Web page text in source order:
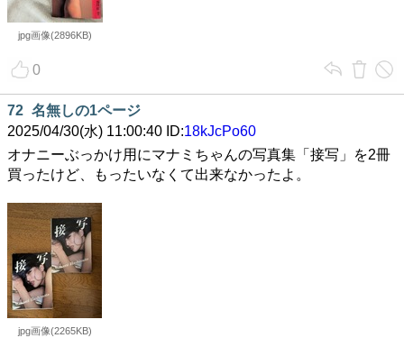
jpg画像(2896KB)
0
72 名無しの1ページ
2025/04/30(水) 11:00:40 ID:18kJcPo60
オナニーぶっかけ用にマナミちゃんの写真集「接写」を2冊
買ったけど、もったいなくて出来なかったよ。
jpg画像(2265KB)